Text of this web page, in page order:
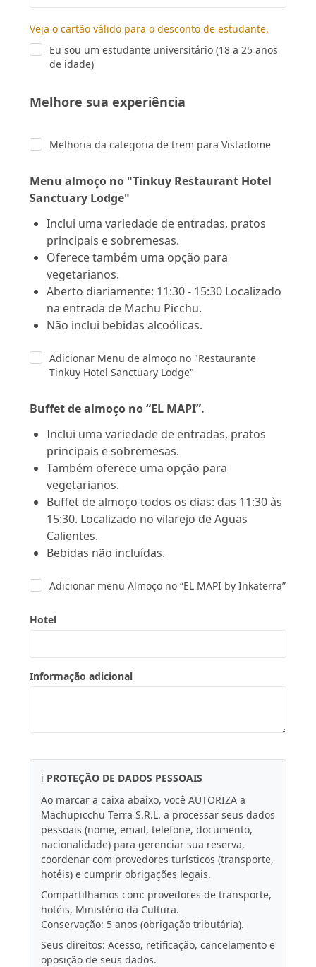
Veja o cartão válido para o desconto de estudante.
Eu sou um estudante universitário (18 a 25 anos
de idade)
Melhore sua experiência
Melhoria da categoria de trem para Vistadome
Menu almoço no "Tinkuy Restaurant Hotel
Sanctuary Lodge"
Inclui uma variedade de entradas, pratos
principais e sobremesas.
Oferece também uma opção para
vegetarianos.
Aberto diariamente: 11:30 - 15:30 Localizado
na entrada de Machu Picchu.
Não inclui bebidas alcoólicas.
Adicionar Menu de almoço no "Restaurante
Tinkuy Hotel Sanctuary Lodge"
Buffet de almoço no “EL MAPI”.
Inclui uma variedade de entradas, pratos
principais e sobremesas.
Também oferece uma opção para
vegetarianos.
Buffet de almoço todos os dias: das 11:30 às
15:30. Localizado no vilarejo de Aguas
Calientes.
Bebidas não incluídas.
Adicionar menu Almoço no “EL MAPI by Inkaterra”
Hotel
Informação adicional
ℹ️ PROTEÇÃO DE DADOS PESSOAIS
Ao marcar a caixa abaixo, você AUTORIZA a
Machupicchu Terra S.R.L. a processar seus dados
pessoais (nome, email, telefone, documento,
nacionalidade) para gerenciar sua reserva,
coordenar com provedores turísticos (transporte,
hotéis) e cumprir obrigações legais.
Compartilhamos com: provedores de transporte,
hotéis, Ministério da Cultura.
Conservação: 5 anos (obrigação tributária).
Seus direitos: Acesso, retificação, cancelamento e
oposição de seus dados.